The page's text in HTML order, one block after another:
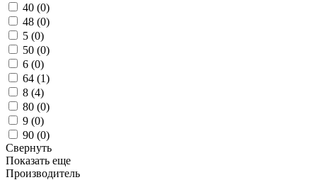
40 (0)
48 (0)
5 (0)
50 (0)
6 (0)
64 (1)
8 (4)
80 (0)
9 (0)
90 (0)
Свернуть
Показать еще
Производитель